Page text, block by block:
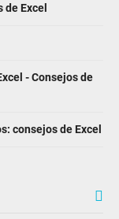
Excel
- Consejos de
consejos de Excel